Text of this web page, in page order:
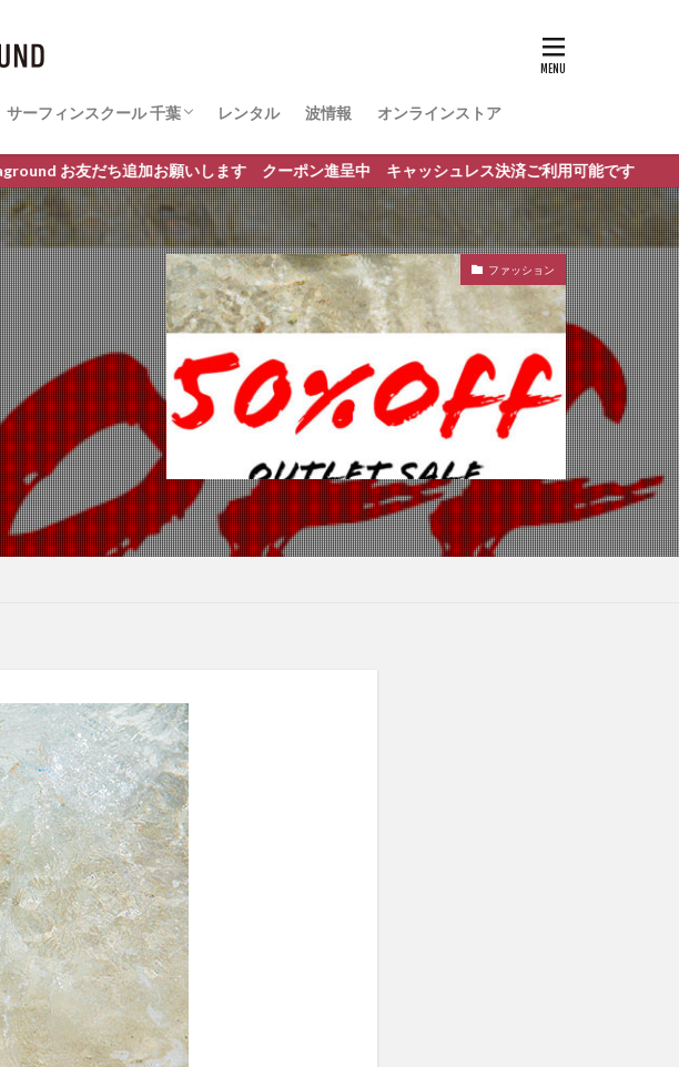
サーフィンスクール 千葉
サーフィンスクールレポート
レンタル 波情報 オンラインストア
お願いします クーポン進呈中 キャッシュレス決済ご利用可能です
ファッション